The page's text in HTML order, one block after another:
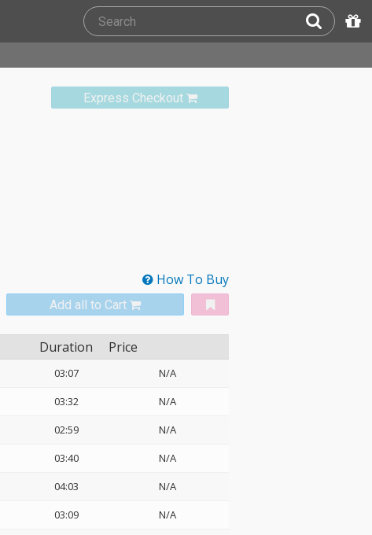
Express Checkout
How To Buy
Add all to Cart
Duration Price
03:07
N/A
03:32
N/A
02:59
N/A
03:40
N/A
04:03
N/A
03:09
N/A